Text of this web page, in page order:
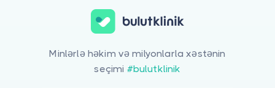
Minlərlə həkim və milyonlarla xəstənin
seçimi #bulutklinik